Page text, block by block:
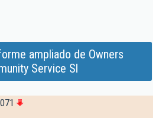
ampliado de Owners
Service Sl